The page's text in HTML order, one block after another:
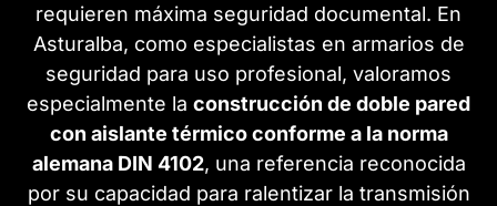
requieren máxima seguridad documental. En
Asturalba, como especialistas en armarios de
seguridad para uso profesional, valoramos
especialmente la construcción de doble pared
con aislante térmico conforme a la norma
alemana DIN 4102, una referencia reconocida
por su capacidad para ralentizar la transmisión